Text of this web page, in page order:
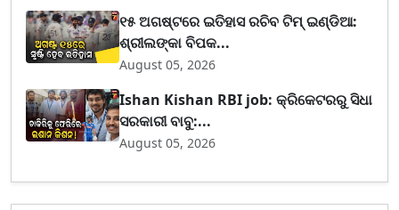
୧୫ ଅଗଷ୍ଟରେ ଇତିହାସ ରଚିବ ଟିମ୍ ଇଣ୍ଡିଆ:
ଶ୍ରୀଲଙ୍କା ବିପକ...
August 05, 2026
Ishan Kishan RBI job: କ୍ରିକେଟରରୁ ସିଧା
ସରକାରୀ ବାବୁ:...
August 05, 2026